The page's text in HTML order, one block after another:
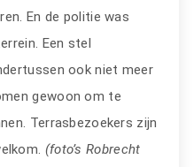
En de politie was
Een stel
ook niet meer
gewoon om te
Terrasbezoekers zijn
(foto’s Robrecht